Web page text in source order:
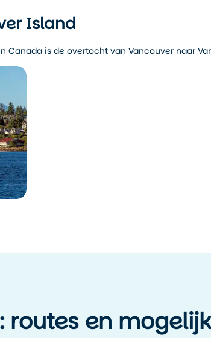
Island
Canada is de overtocht van Vancouver naar
routes en